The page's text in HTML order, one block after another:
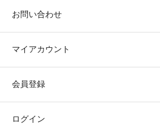
お問い合わせ
マイアカウント
会員登録
ログイン